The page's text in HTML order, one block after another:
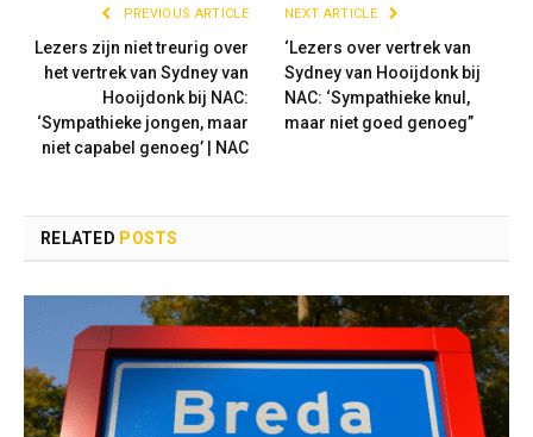
PREVIOUS ARTICLE
Lezers zijn niet treurig over
het vertrek van Sydney van
Hooijdonk bij NAC:
‘Sympathieke jongen, maar
niet capabel genoeg’ | NAC
NEXT ARTICLE
‘Lezers over vertrek van
Sydney van Hooijdonk bij
NAC: ‘Sympathieke knul,
maar niet goed genoeg”
RELATED POSTS